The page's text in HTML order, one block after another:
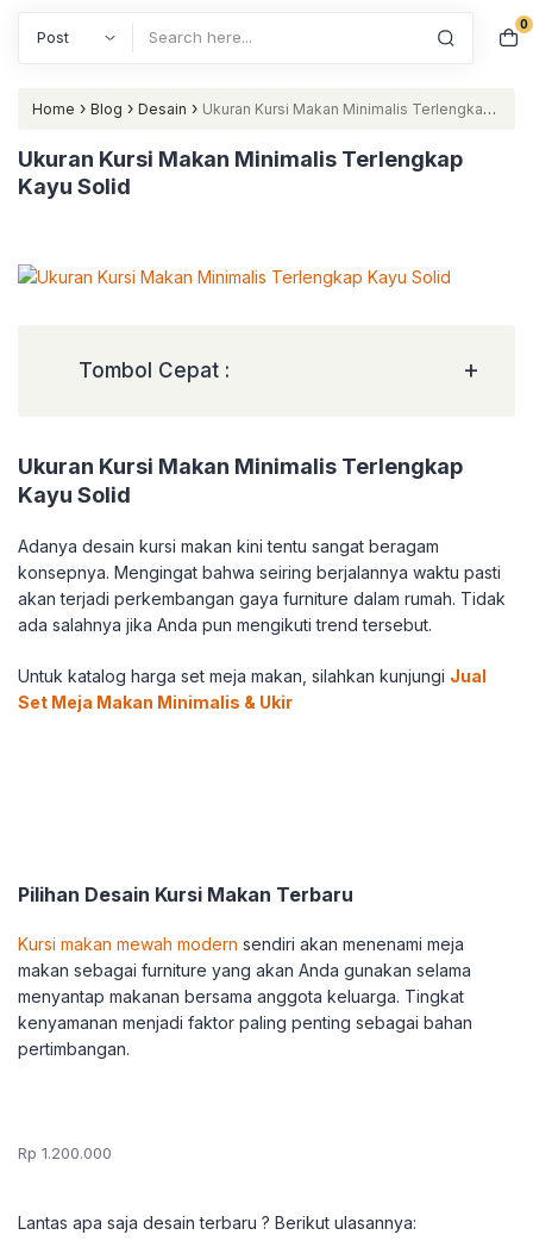
0
Home › Blog › Desain › Ukuran Kursi Makan Minimalis Terlengkap
Kayu Solid
Ukuran Kursi Makan Minimalis Terlengkap
Kayu Solid
Tombol Cepat : +
Ukuran Kursi Makan Minimalis Terlengkap
Kayu Solid
Adanya desain kursi makan kini tentu sangat beragam
konsepnya. Mengingat bahwa seiring berjalannya waktu pasti
akan terjadi perkembangan gaya furniture dalam rumah. Tidak
ada salahnya jika Anda pun mengikuti trend tersebut.
Untuk katalog harga set meja makan, silahkan kunjungi Jual
Set Meja Makan Minimalis & Ukir
Pilihan Desain Kursi Makan Terbaru
Kursi makan mewah modern sendiri akan menenami meja
makan sebagai furniture yang akan Anda gunakan selama
menyantap makanan bersama anggota keluarga. Tingkat
kenyamanan menjadi faktor paling penting sebagai bahan
pertimbangan.
Rp 1.200.000
Lantas apa saja desain terbaru ? Berikut ulasannya: